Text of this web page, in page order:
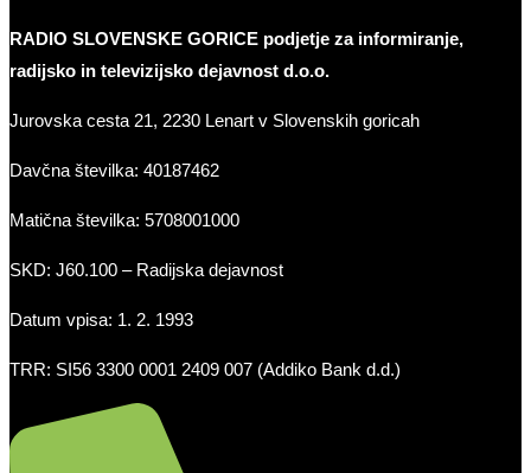
RADIO SLOVENSKE GORICE podjetje za informiranje,
radijsko in televizijsko dejavnost d.o.o.
Jurovska cesta 21, 2230 Lenart v Slovenskih goricah
Davčna številka: 40187462
Matična številka: 5708001000
SKD: J60.100 – Radijska dejavnost
Datum vpisa: 1. 2. 1993
TRR: SI56 3300 0001 2409 007 (Addiko Bank d.d.)